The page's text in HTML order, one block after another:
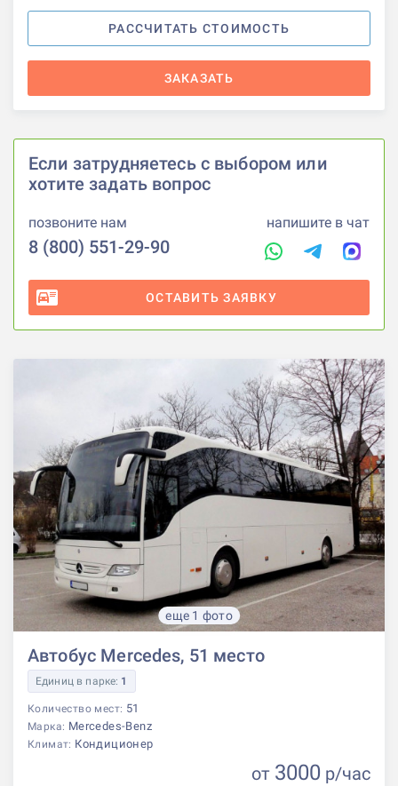
РАССЧИТАТЬ СТОИМОСТЬ
ЗАКАЗАТЬ
еще 1 фото
Автобус Mercedes, 51 место
Единиц в парке: 1
Количество мест: 51
Марка: Mercedes-Benz
Климат: Кондиционер
от 3000 р/час
Если затрудняетесь с выбором или
хотите задать вопрос
позвоните нам
8 (800) 551-29-90
напишите в чат
ОСТАВИТЬ ЗАЯВКУ